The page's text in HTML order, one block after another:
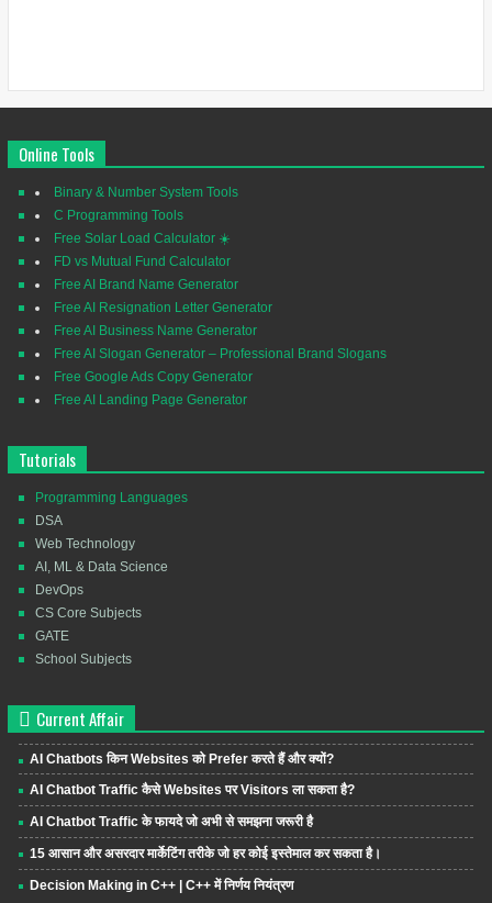
Online Tools
Binary & Number System Tools
C Programming Tools
Free Solar Load Calculator ☀️
FD vs Mutual Fund Calculator
Free AI Brand Name Generator
Free AI Resignation Letter Generator
Free AI Business Name Generator
Free AI Slogan Generator – Professional Brand Slogans
Free Google Ads Copy Generator
Free AI Landing Page Generator
Tutorials
Programming Languages
DSA
Web Technology
AI, ML & Data Science
DevOps
CS Core Subjects
GATE
School Subjects
Current Affair
AI Chatbots किन Websites को Prefer करते हैं और क्यों?
AI Chatbot Traffic कैसे Websites पर Visitors ला सकता है?
AI Chatbot Traffic के फायदे जो अभी से समझना जरूरी है
15 आसान और असरदार मार्केटिंग तरीके जो हर कोई इस्तेमाल कर सकता है।
Decision Making in C++ | C++ में निर्णय नियंत्रण